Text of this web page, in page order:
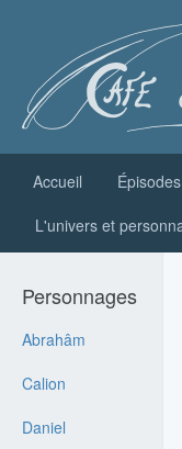
Accueil
L'univers et
Personnages
Abrahâm
Calion
Daniel